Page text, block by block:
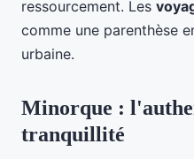
ressourcement. Les
comme une parenthèse
urbaine.
Minorque :
tranquillité